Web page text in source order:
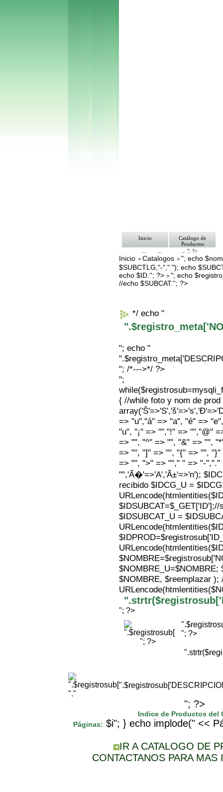
Inicio
Catálogo de
Productos
"; ?>
Ventas Empresa/ Gobierno
Ofertas
Envíos y Formas de Pago
Nosotros
Bolsa de Trabajo
Contacto
Inicio >Catalogos >"; echo
$SUBCTLG,"-"," "); echo
echo $ID.''; ?>>"; echo
//echo $SUBCAT.''; ?>
*/ echo "
"; echo "
"; /*--->*/ ?>
";
{ //while foto y nom de
=> "u","á" => "a", "é" =>
"u", "¡" => "","!" => "","@"
=> "", "^" => "", "&" => "",
=> "", "]" => "", "{" => "",
=> "", ">" => ""," " => "-","."
"",'Ã�'=>'A','Ã±'=>'n');
recibido $IDCG_U =
$IDSUBCAT_U =
$NOMBRE, $reemplazar );
"; ?>
"; ?>
"; ?>
"."
"; ?>
Indice de Productos del
Páginas: $i"; } echo implode(" <<
IR A CATALOGO DE
CONTACTANOS PARA